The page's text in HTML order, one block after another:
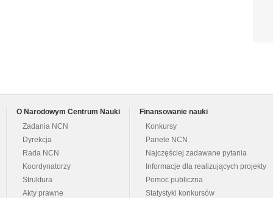
O Narodowym Centrum Nauki
Zadania NCN
Dyrekcja
Rada NCN
Koordynatorzy
Struktura
Akty prawne
Finansowanie nauki
Konkursy
Panele NCN
Najczęściej zadawane pytania
Informacje dla realizujących projekty
Pomoc publiczna
Statystyki konkursów